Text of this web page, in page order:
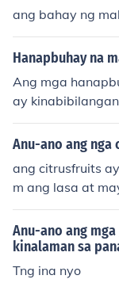
ang bahay ng
Hanapbuhay na
Ang mga
ay
inetry, at iba
aging carpenter
ng mga
n sa
benta ng mga ito
hindi lamang
ng kasanayan sa
Anu-ano ang
ang citrusfruits
m ang lasa at
Anu-ano ang
kinalaman sa
Tng ina nyo